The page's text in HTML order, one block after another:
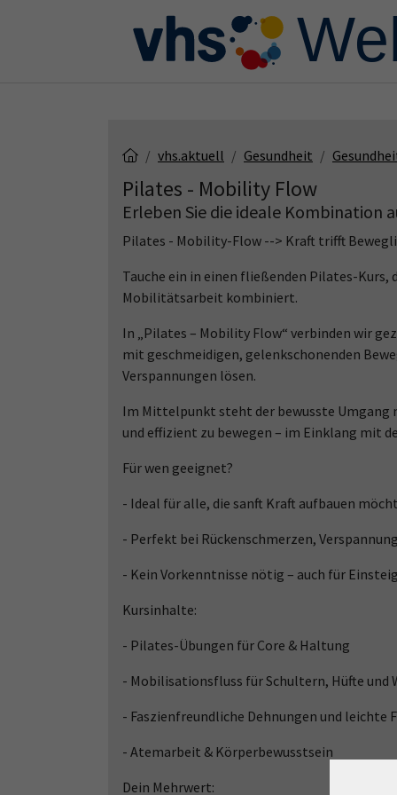
vhs.aktuell Gesundheit
Pilates - Mobility Flow
Erleben Sie die ideale Kombination
Pilates - Mobility-Flow --> Kraft trifft
Tauche ein in einen fließenden Pilates-
Mobilitätsarbeit kombiniert.
In „Pilates – Mobility Flow“ verbinden wir
mit geschmeidigen, gelenkschonenden
Verspannungen lösen.
Im Mittelpunkt steht der bewusste
und effizient zu bewegen – im Einklang mit
Für wen geeignet?
- Ideal für alle, die sanft Kraft aufbauen
- Perfekt bei Rückenschmerzen,
- Kein Vorkenntnisse nötig – auch für
Kursinhalte:
- Pilates-Übungen für Core & Haltung
- Mobilisationsfluss für Schultern, Hüfte und
- Faszienfreundliche Dehnungen und leichte
- Atemarbeit & Körperbewusstsein
Dein Mehrwert: